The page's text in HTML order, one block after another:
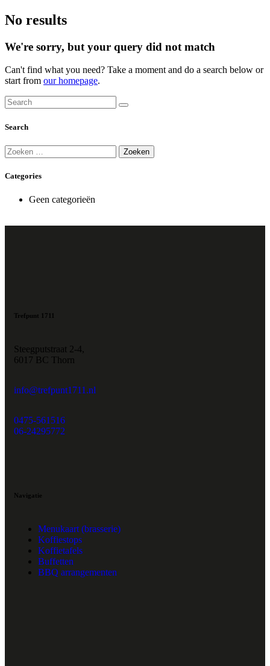
No results
We're sorry, but your query did not match
Can't find what you need? Take a moment and do a search below or
start from our homepage.
Search
Categories
Geen categorieën
Trefpunt 1711
Steegputstraat 2-4,
6017 BC Thorn
info@trefpunt1711.nl
0475-561516
06-24295772
Navigatie
Menukaart (brasserie)
Koffiestops
Koffietafels
Buffetten
BBQ arrangementen